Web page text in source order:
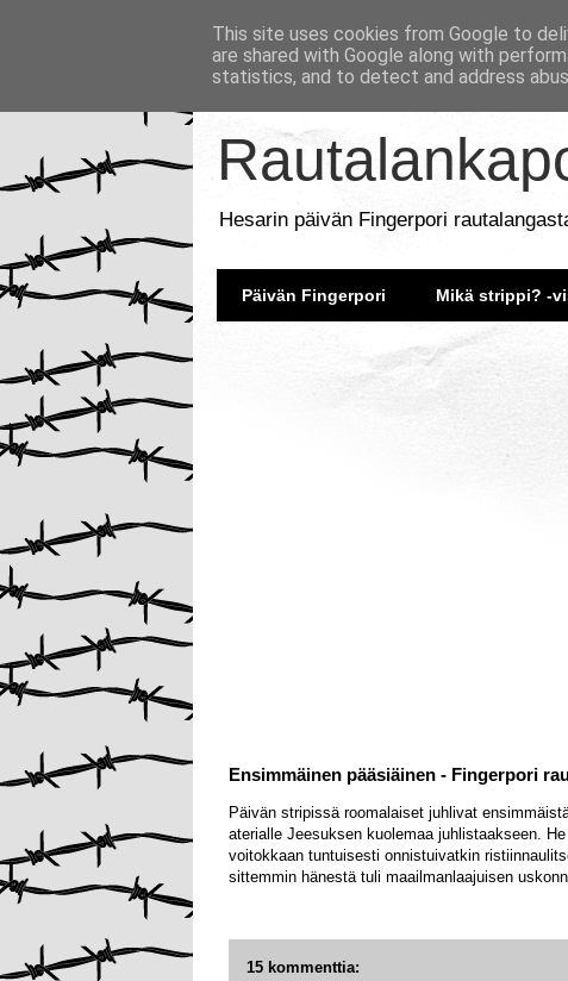
Hesarin päivän Fingerpori
Päivän Fingerpori Mikä strippi? -
Ensimmäinen pääsiäinen - Fingerpori
Päivän stripissä roomalaiset juhlivat
aterialle Jeesuksen kuolemaa juhlistaakseen.
voitokkaan tuntuisesti onnistuivatkin
sittemmin hänestä tuli maailmanlaajuisen
15 kommenttia:
This site uses cookies from Google to
are shared with Google along with
statistics, and to detect and address